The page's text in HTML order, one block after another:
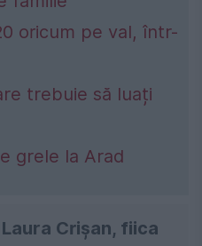
oricum pe val, într-
trebuie să luați
grele la Arad
Crișan, fiica